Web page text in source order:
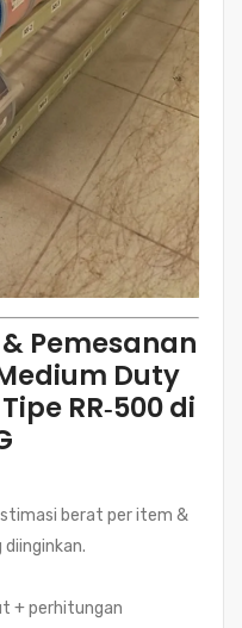
Pemesanan
Duty
RR‑500 di
berat per item &
+ perhitungan